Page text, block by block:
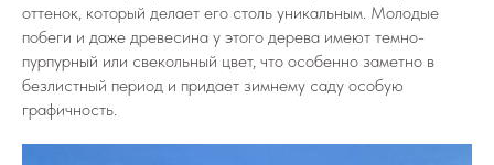
оттенок, который делает его столь уникальным. Молодые
побеги и даже древесина у этого дерева имеют темно-
пурпурный или свекольный цвет, что особенно заметно в
безлистный период и придает зимнему саду особую
графичность.